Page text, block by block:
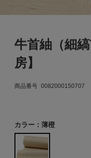
牛首紬（細
房】
商品番号 0082000150707
カラー：薄橙